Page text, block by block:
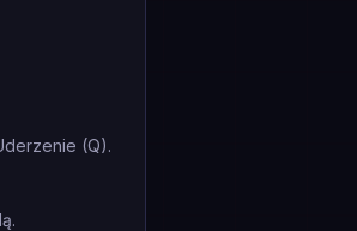
(Q).